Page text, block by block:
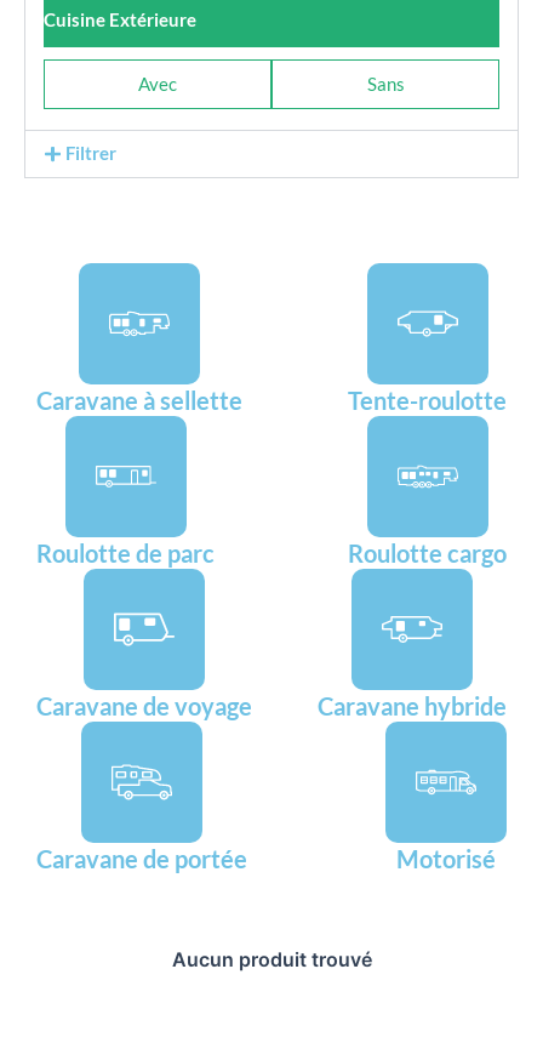
Cuisine Extérieure
Avec Sans
Filtrer
Caravane à sellette Tente-roulotte
Roulotte de parc Roulotte cargo
Caravane de voyage Caravane hybride
Caravane de portée Motorisé
Aucun produit trouvé